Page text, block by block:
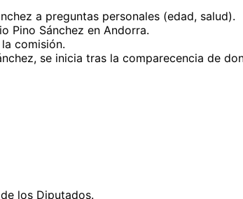
a preguntas personales (edad, salud).
Pino Sánchez en Andorra.
comisión.
se inicia tras la comparecencia de
los Diputados.